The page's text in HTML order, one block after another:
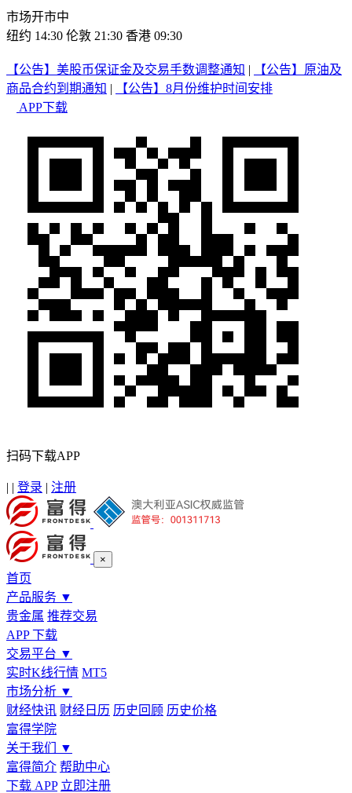
市场开市中
纽约 14:30 伦敦 21:30 香港 09:30
【公告】美股币保证金及交易手数调整通知 |
【公告】原油及
商品合约到期通知 |
【公告】8月份维护时间安排
APP下载
扫码下载APP
| | 登录 | 注册
×
首页
产品服务 ▼
贵金属 推荐交易
APP 下载
交易平台 ▼
实时K线行情 MT5
市场分析 ▼
财经快讯 财经日历 历史回顾 历史价格
富得学院
关于我们
▼
富得简介 帮助中心
下载 APP 立即注册